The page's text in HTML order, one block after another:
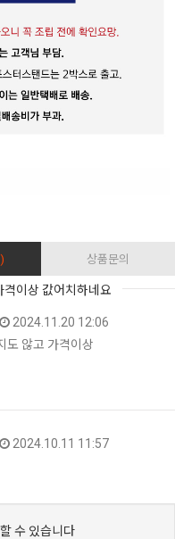
상품문의
이상 값어치하네요
2024.11.20 12:06
도 않고 가격이상
2024.10.11 11:57
수 있습니다